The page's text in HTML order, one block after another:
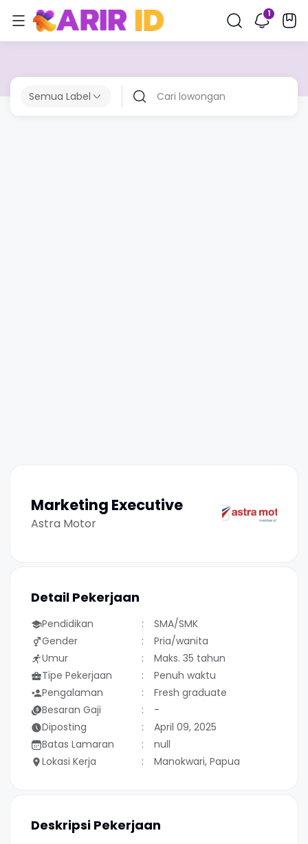
Semua Label
Marketing Executive
Astra Motor
Detail Pekerjaan
Pendidikan
SMA/SMK
Gender
Pria/wanita
Umur
Maks. 35 tahun
Tipe Pekerjaan
Penuh waktu
Pengalaman
Fresh graduate
Besaran Gaji
-
Diposting
April 09, 2025
Batas Lamaran
null
Lokasi Kerja
Manokwari, Papua
Deskripsi Pekerjaan